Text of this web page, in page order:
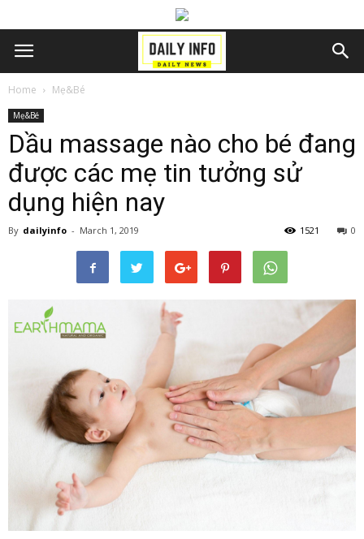
Home Mẹ&Bé
Mẹ&Bé
Dầu massage nào cho bé đang
được các mẹ tin tưởng sử
dụng hiện nay
By dailyinfo - March 1, 2019 0
1521